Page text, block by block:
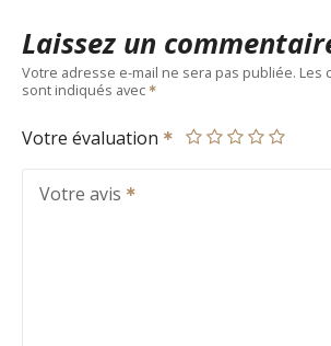
Laissez un
Votre adresse e-mail ne sera pas publiée. Les
sont indiqués avec
Votre évaluation
Votre avis